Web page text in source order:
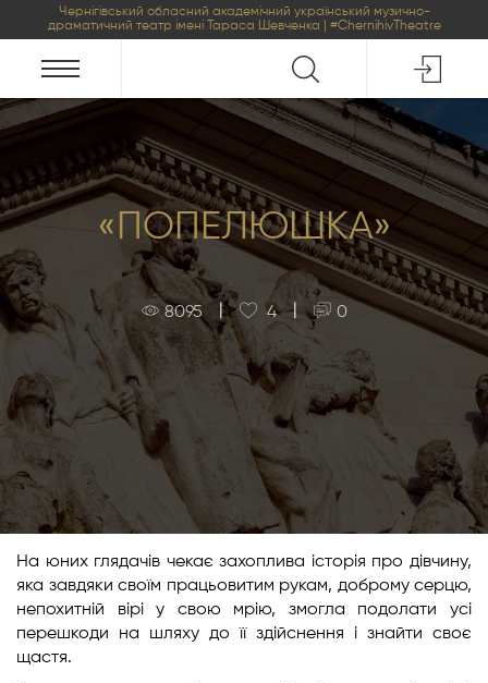
Чернігівський обласний академічний український музично-
драматичний театр імені Тараса Шевченка | #ChernihivTheatre
«ПОПЕЛЮШКА»
8095 | 4 | 0
На юних глядачів чекає захоплива історія про дівчину,
яка завдяки своїм працьовитим рукам, доброму серцю,
непохитній вірі у свою мрію, змогла подолати усі
перешкоди на шляху до її здійснення і знайти своє
щастя.